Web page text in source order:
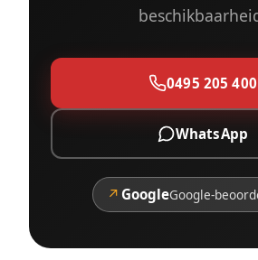
0495 205 400
WhatsApp
↗ GoogleGoogle-